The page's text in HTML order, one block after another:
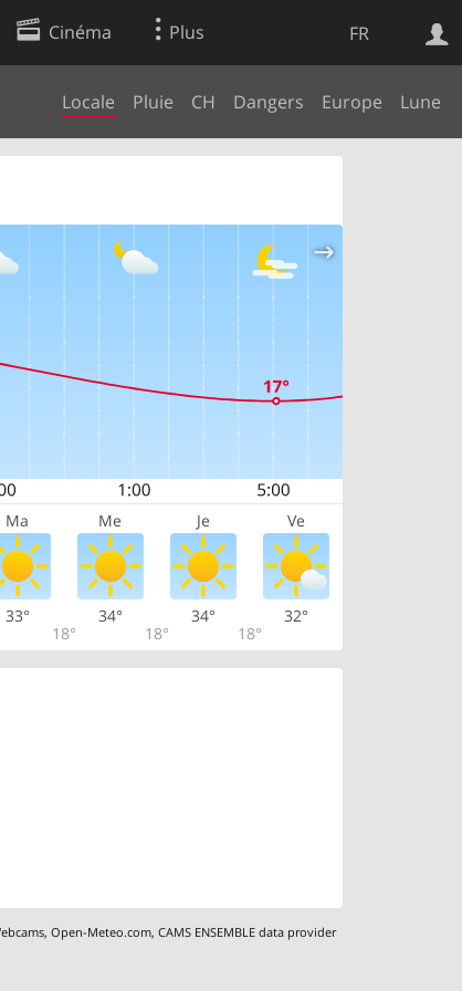
FR
Cinéma Plus
Locale Pluie CH Dangers Europe Lune
Ma Me Je Ve
33°
18°
34°
18°
34°
18°
32°
,Open-Meteo.com,CAMS ENSEMBLE data provider
Web